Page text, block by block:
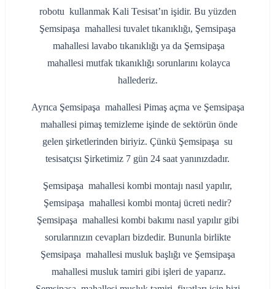
robotu kullanmak Kali Tesisat’ın işidir. Bu yüzden
Şemsipaşa mahallesi tuvalet tıkanıklığı, Şemsipaşa
mahallesi lavabo tıkanıklığı ya da Şemsipaşa
mahallesi mutfak tıkanıklığı sorunlarını kolayca
hallederiz.
Ayrıca Şemsipaşa mahallesi Pimaş açma ve Şemsipaşa
mahallesi pimaş temizleme işinde de sektörün önde
gelen şirketlerinden biriyiz. Çünkü Şemsipaşa su
tesisatçısı Şirketimiz 7 gün 24 saat yanınızdadır.
Şemsipaşa mahallesi kombi montajı nasıl yapılır,
Şemsipaşa mahallesi kombi montaj ücreti nedir?
Şemsipaşa mahallesi kombi bakımı nasıl yapılır gibi
sorularınızın cevapları bizdedir. Bununla birlikte
Şemsipaşa mahallesi musluk başlığı ve Şemsipaşa
mahallesi musluk tamiri gibi işleri de yaparız.